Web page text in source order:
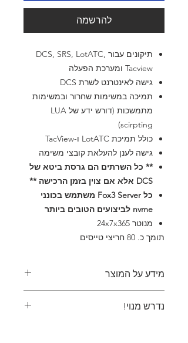
להרשמה
תיקונים עבור DCS, SRS, LotATC,
Tacview ומערכת הפעלה
גישה לאינטרנט לשרת DCS
תמיכה במשימות שחרור ובמשימות
מתמשכות (דורש ידע של LUA
scirpting)
כולל תמיכת LotATC ו-TacView
גישה לענן להעלאת קובצי משימה
** כל השרתים הם גרסת ביטא של
DCS אלא אם צוין בזמן הרכישה **
כל Fox3 Server משתמש בכונני
nvme לביצועים הטובים ביותר
מנוטר 24x7x365
​תומך כ. 80 חריצי טייסים
מידע על המוצר
מתמיד
נדרש מנוי!